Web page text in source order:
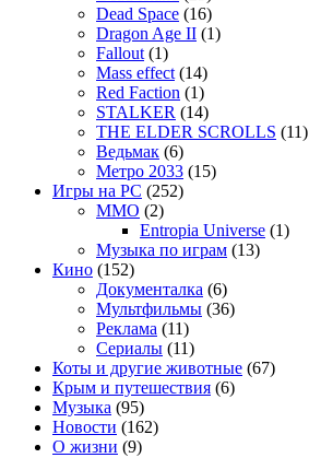
Dead Space (16)
Dragon Age II (1)
Fallout (1)
Mass effect (14)
Red Faction (1)
STALKER (14)
THE ELDER SCROLLS (11)
Ведьмак (6)
Метро 2033 (15)
Игры на PC (252)
MMO (2)
Entropia Universe (1)
Музыка по играм (13)
Кино (152)
Документалка (6)
Мультфильмы (36)
Реклама (11)
Сериалы (11)
Коты и другие животные (67)
Крым и путешествия (6)
Музыка (95)
Новости (162)
О жизни (9)